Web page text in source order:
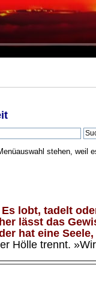
stehen, weil
lobt, tadelt
lässt das
hat eine
Hölle trennt.